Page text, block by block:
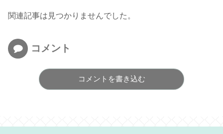
関連記事は見つかりませんでした。
コメント
コメントを書き込む